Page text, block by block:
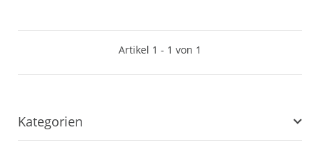
Artikel 1 - 1 von 1
Kategorien